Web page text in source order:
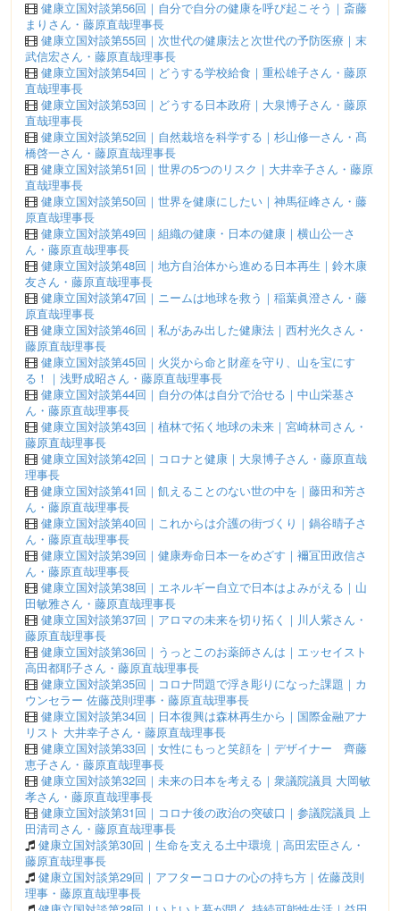
健康立国対談第56回｜自分で自分の健康を呼び起こそう｜斎藤
まりさん・藤原直哉理事長
健康立国対談第55回｜次世代の健康法と次世代の予防医療｜末
武信宏さん・藤原直哉理事長
健康立国対談第54回｜どうする学校給食｜重松雄子さん・藤原
直哉理事長
健康立国対談第53回｜どうする日本政府｜大泉博子さん・藤原
直哉理事長
健康立国対談第52回｜自然栽培を科学する｜杉山修一さん・髙
橋啓一さん・藤原直哉理事長
健康立国対談第51回｜世界の5つのリスク｜大井幸子さん・藤原
直哉理事長
健康立国対談第50回｜世界を健康にしたい｜神馬征峰さん・藤
原直哉理事長
健康立国対談第49回｜組織の健康・日本の健康｜横山公一さ
ん・藤原直哉理事長
健康立国対談第48回｜地方自治体から進める日本再生｜鈴木康
友さん・藤原直哉理事長
健康立国対談第47回｜ニームは地球を救う｜稲葉眞澄さん・藤
原直哉理事長
健康立国対談第46回｜私があみ出した健康法｜西村光久さん・
藤原直哉理事長
健康立国対談第45回｜火災から命と財産を守り、山を宝にす
る！｜浅野成昭さん・藤原直哉理事長
健康立国対談第44回｜自分の体は自分で治せる｜中山栄基さ
ん・藤原直哉理事長
健康立国対談第43回｜植林で拓く地球の未来｜宮崎林司さん・
藤原直哉理事長
健康立国対談第42回｜コロナと健康｜大泉博子さん・藤原直哉
理事長
健康立国対談第41回｜飢えることのない世の中を｜藤田和芳さ
ん・藤原直哉理事長
健康立国対談第40回｜これからは介護の街づくり｜鍋谷晴子さ
ん・藤原直哉理事長
健康立国対談第39回｜健康寿命日本一をめざす｜襧冝田政信さ
ん・藤原直哉理事長
健康立国対談第38回｜エネルギー自立で日本はよみがえる｜山
田敏雅さん・藤原直哉理事長
健康立国対談第37回｜アロマの未来を切り拓く｜川人紫さん・
藤原直哉理事長
健康立国対談第36回｜うっとこのお薬師さんは｜エッセイスト
高田都耶子さん・藤原直哉理事長
健康立国対談第35回｜コロナ問題で浮き彫りになった課題｜カ
ウンセラー 佐藤茂則理事・藤原直哉理事長
健康立国対談第34回｜日本復興は森林再生から｜国際金融アナ
リスト 大井幸子さん・藤原直哉理事長
健康立国対談第33回｜女性にもっと笑顔を｜デザイナー 齊藤
恵子さん・藤原直哉理事長
健康立国対談第32回｜未来の日本を考える｜衆議院議員 大岡敏
孝さん・藤原直哉理事長
健康立国対談第31回｜コロナ後の政治の突破口｜参議院議員 上
田清司さん・藤原直哉理事長
健康立国対談第30回｜生命を支える土中環境｜高田宏臣さん・
藤原直哉理事長
健康立国対談第29回｜アフターコロナの心の持ち方｜佐藤茂則
理事・藤原直哉理事長